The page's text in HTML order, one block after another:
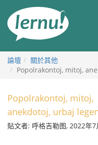
論壇
關於其他
Popolrakontoj, mitoj,
Popolrakontoj, mitoj,
anekdotoj, urbaj
貼文者: 呼格吉勒图, 2022年7